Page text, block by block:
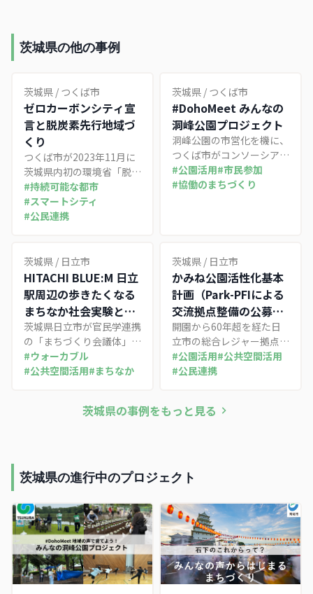
茨城県の他の事例
茨城県 / つくば市
ゼロカーボンシティ宣
言と脱炭素先行地域づ
くり
つくば市が2023年11月に
茨城県内初の環境省「脱炭
素先行地域」に選定された
事例。TXつくば駅周辺の
中心市街地を対象に、研究
グリーン水素で2030年度
の民生電力CO2実質ゼロを
目指す。無作為抽出の市民
による「気候市民会議」の
74提言をロードマップで
政策化し、脱炭素を中心市
街地活性化の手段に位置づ
けた。
#持続可能な都市
#スマートシティ
#公民連携
茨城県 / つくば市
#DohoMeet みんなの
洞峰公園プロジェクト
洞峰公園の市営化を機に、
つくば市がコンソーシア
ム・パートナーシップ会議
とデジタルプラットフォー
スに特徴がある。
#公園活用#市民参加
#協働のまちづくり
茨城県 / 日立市
HITACHI BLUE:M 日立
駅周辺の歩きたくなる
まちなか社会実験とエ
リアマネジメント
茨城県日立市が官民学連携
の「まちづくり会議体」
HITACHI BLUE:Mを立ち上
げ、日立駅周辺の広場や商
会実験」を連続実施。来街
ている取り組み。
#ウォーカブル
#公共空間活用#まちなか
茨城県 / 日立市
かみね公園活性化基本
計画（Park-PFIによる
交流拠点整備の公募と
その不調）
開園から60年超を経た日
立市の総合レジャー拠点
「かみね公園」を、年間来
園者100万人を掲げて再生
飲食・展望の交流拠点を整
のPPP成立条件を考える事
例。
#公園活用#公共空間活用
#公民連携
茨城県の事例をもっと見る
茨城県の進行中のプロジェクト